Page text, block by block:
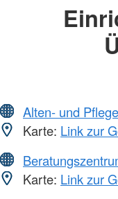
Alten- und
Karte: Link zur
Karte: Link zur